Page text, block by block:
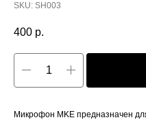
SKU: SH003
400 р.
Микрофон MKE предназначен